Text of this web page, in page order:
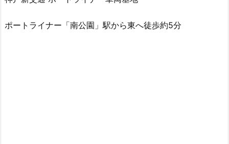
ポートライナー「南公園」駅から東へ徒歩約5分